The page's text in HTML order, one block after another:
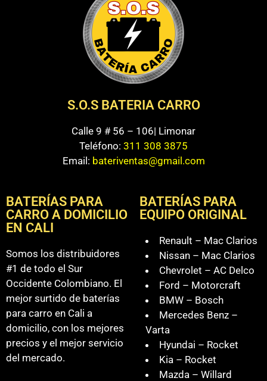
S.O.S BATERIA CARRO
Calle 9 # 56 – 106| Limonar
Teléfono: 311 308 3875
Email: bateriventas@gmail.com
BATERÍAS PARA
CARRO A DOMICILIO
EN CALI
Somos los distribuidores
#1 de todo el Sur
Occidente Colombiano. El
mejor surtido de baterías
para carro en Cali a
domicilio, con los mejores
precios y el mejor servicio
del mercado.
BATERÍAS PARA
EQUIPO ORIGINAL
Renault – Mac Clarios
Nissan – Mac Clarios
Chevrolet – AC Delco
Ford – Motorcraft
BMW – Bosch
Mercedes Benz –
Varta
Hyundai – Rocket
Kia – Rocket
Mazda – Willard